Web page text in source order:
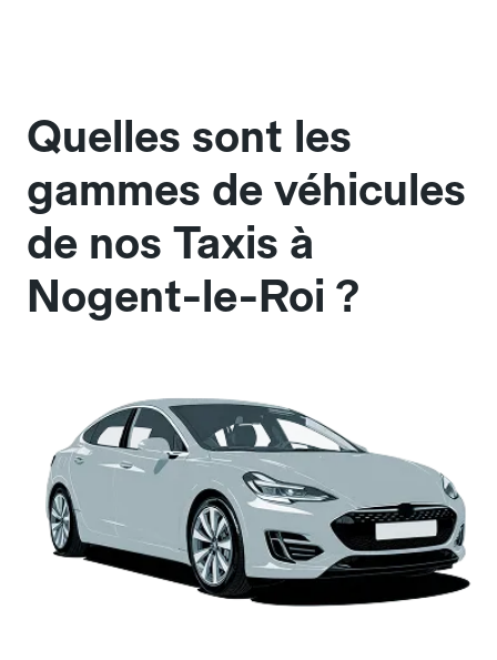
Quelles sont les
gammes de véhicules
de nos Taxis à
Nogent-le-Roi ?